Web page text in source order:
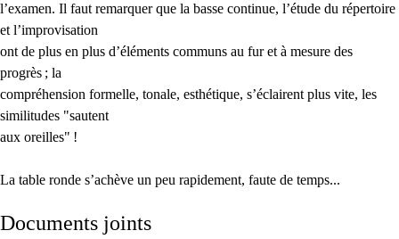
l’examen. Il faut remarquer que la basse continue, l’étude du répertoire
et l’improvisation
ont de plus en plus d’éléments communs au fur et à mesure des
progrès ; la
compréhension formelle, tonale, esthétique, s’éclairent plus vite, les
similitudes "sautent
aux oreilles" !
La table ronde s’achève un peu rapidement, faute de temps...
Documents joints